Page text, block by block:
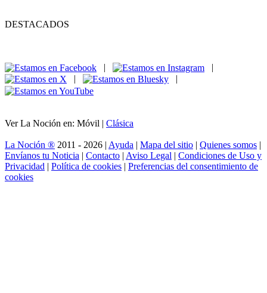
DESTACADOS
|
|
|
|
Ver La Noción en: Móvil | Clásica
La Noción ® 2011 - 2026 | Ayuda | Mapa del sitio | Quienes somos |
Envíanos tu Noticia | Contacto | Aviso Legal | Condiciones de Uso y
Privacidad | Política de cookies | Preferencias del consentimiento de
cookies